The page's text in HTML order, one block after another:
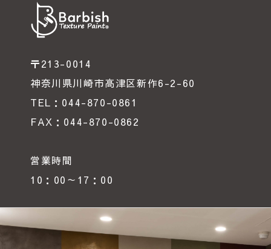
〒213-0014
神奈川県川崎市高津区新作6-2-60
TEL：044-870-0861
FAX：044-870-0862
営業時間
10：00～17：00